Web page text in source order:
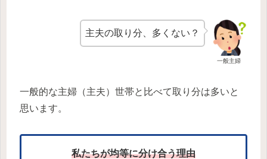
一般主婦
主夫の取り分、多くない？
一般的な主婦（主夫）世帯と比べて取り分は多いと
思います。
私たちが均等に分け合う理由